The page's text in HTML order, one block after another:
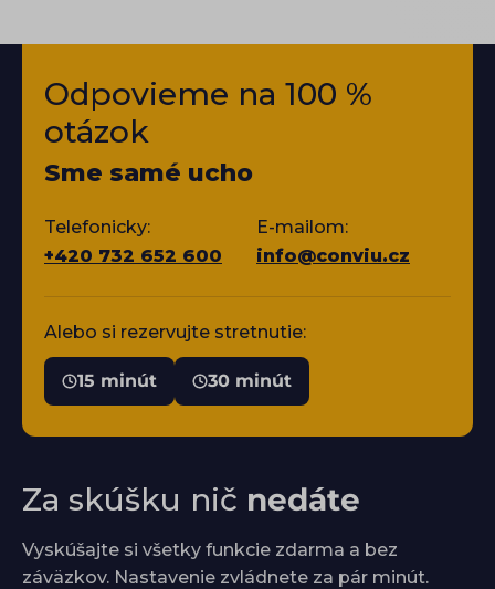
Odpovieme na 100 %
otázok
Sme samé ucho
Telefonicky:
+420 732 652 600
E-mailom:
info@conviu.cz
Alebo si rezervujte stretnutie:
15 minút 30 minút
Za skúšku nič nedáte
Vyskúšajte si všetky funkcie zdarma a bez
záväzkov. Nastavenie zvládnete za pár minút.